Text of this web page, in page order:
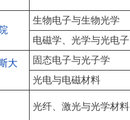
生物电子与生物光学
电磁学、光学与光电子
大
固态电子与光子学
光电与电磁材料
光纤、激光与光学材料